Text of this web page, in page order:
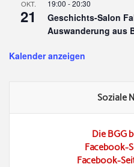
OKT.
21
19:00 -20:30
Geschichts-Salon
Auswanderung aus
Kalender anzeigen
Soziale
Die BGG
Facebook-
Facebook-